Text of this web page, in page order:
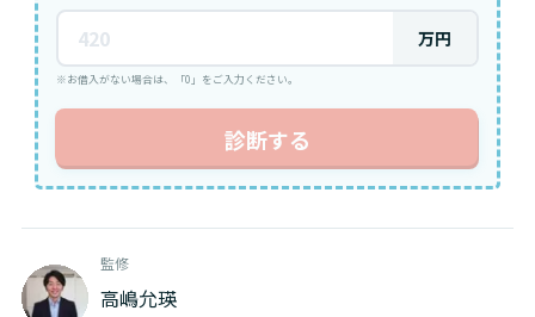
万円
※お借入がない場合は、「0」をご入力ください。
診断する
監修
高嶋允瑛